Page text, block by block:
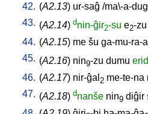
42. (A2.13) ur-saĝ /ma\-a-dug
43. (A2.14) dnin-ĝir2-su e2-zu
44. (A2.15) me šu ga-mu-ra-
45. (A2.16) nin9-zu dumu
46. (A2.17) nir-ĝal 2 me-te-na
47. (A2.18) dnanše nin9 diĝir